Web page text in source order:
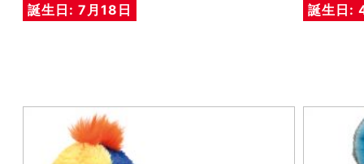
誕生日: 7月18日 誕生日: